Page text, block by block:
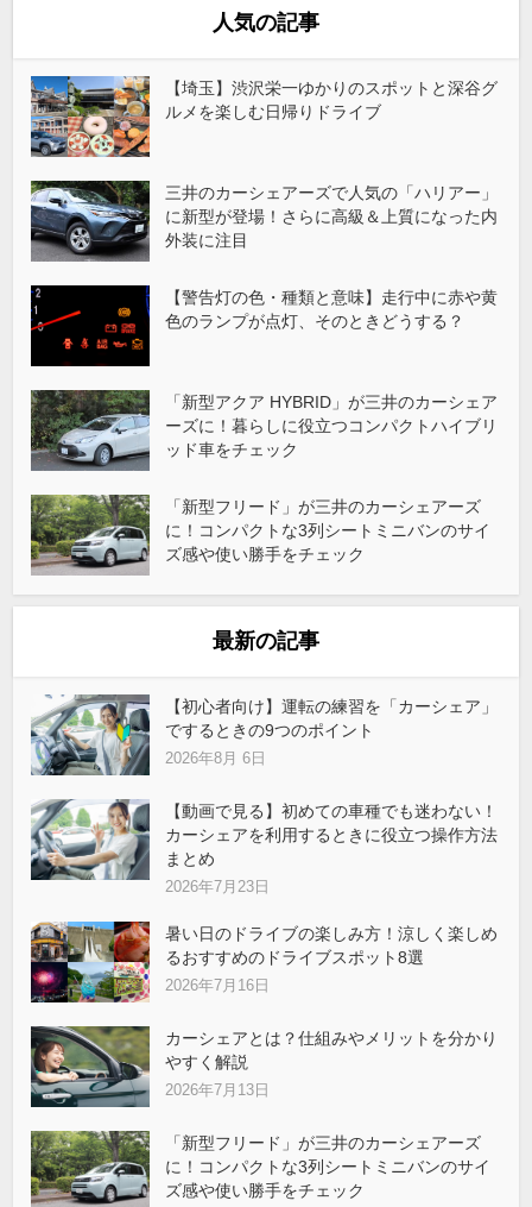
人気の記事
【埼玉】渋沢栄一ゆかりのスポットと深谷グ
ルメを楽しむ日帰りドライブ
三井のカーシェアーズで人気の「ハリアー」
に新型が登場！さらに高級＆上質になった内
外装に注目
【警告灯の色・種類と意味】走行中に赤や黄
色のランプが点灯、そのときどうする？
「新型アクア HYBRID」が三井のカーシェア
ーズに！暮らしに役立つコンパクトハイブリ
ッド車をチェック
「新型フリード」が三井のカーシェアーズ
に！コンパクトな3列シートミニバンのサイ
ズ感や使い勝手をチェック
最新の記事
【初心者向け】運転の練習を「カーシェア」
でするときの9つのポイント
2026年8月 6日
【動画で見る】初めての車種でも迷わない！
カーシェアを利用するときに役立つ操作方法
まとめ
2026年7月23日
暑い日のドライブの楽しみ方！涼しく楽しめ
るおすすめのドライブスポット8選
2026年7月16日
カーシェアとは？仕組みやメリットを分かり
やすく解説
2026年7月13日
「新型フリード」が三井のカーシェアーズ
に！コンパクトな3列シートミニバンのサイ
ズ感や使い勝手をチェック